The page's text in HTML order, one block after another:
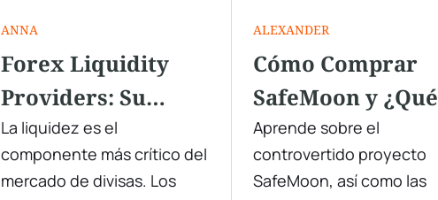
ANNA
Forex Liquidity
Providers: Su
Papel en el
Mercado Forex
La liquidez es el
componente más crítico del
mercado de divisas. Los
ALEXANDER
Cómo Comprar
SafeMoon y ¿Qué
Tan Legítimo Es?
Aprende sobre el
controvertido proyecto
SafeMoon, así como las